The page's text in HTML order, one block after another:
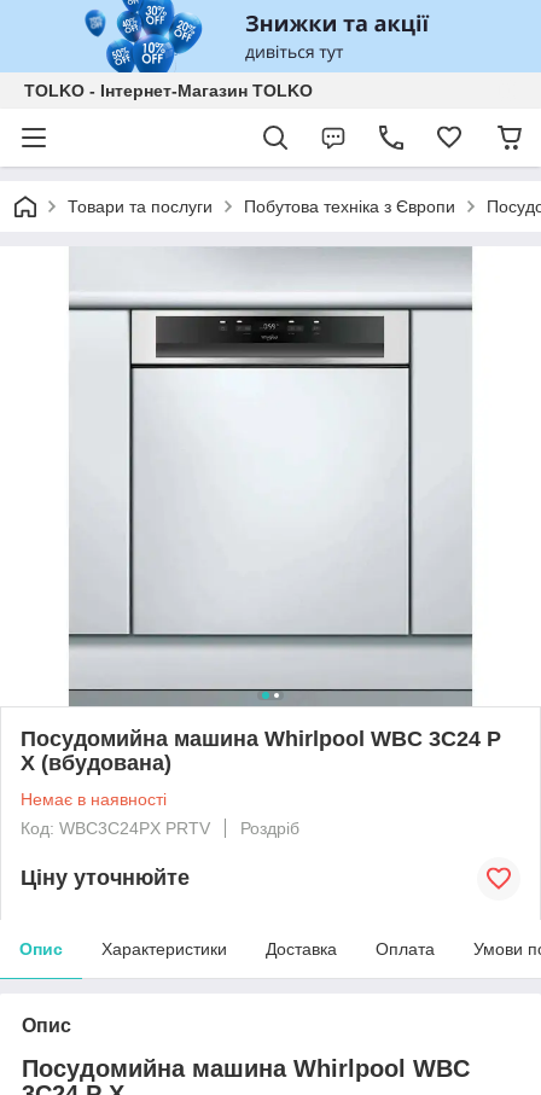
TOLKO - Інтернет-Магазин TOLKO
Товари та послуги Побутова техніка з Європи
Посудомийна машина Whirlpool WBC 3C24 P
X (вбудована)
Немає в наявності
Код: WBC3C24PX PRTV
Роздріб
Ціну уточнюйте
Опис Характеристики Доставка Оплата Умови
Опис
Посудомийна машина Whirlpool WBC